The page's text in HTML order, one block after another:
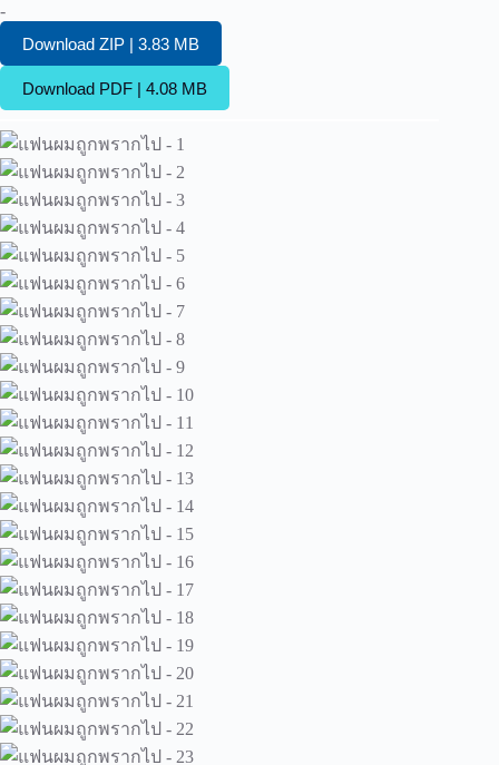
-
Download ZIP | 3.83 MB
Download PDF | 4.08 MB